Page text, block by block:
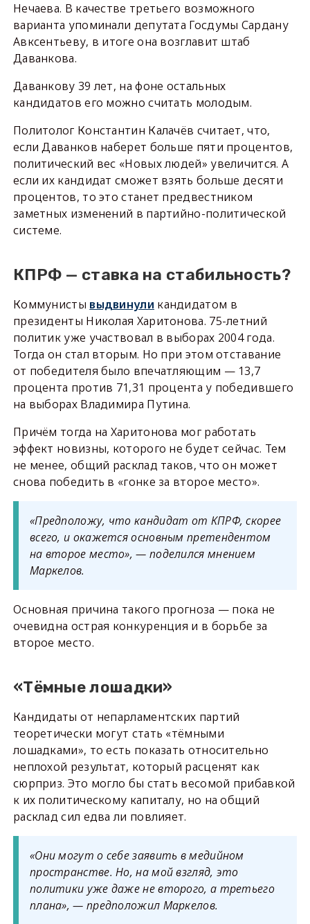
Нечаева. В качестве третьего возможного
варианта упоминали депутата Госдумы Сардану
Авксентьеву, в итоге она возглавит штаб
Даванкова.
Даванкову 39 лет, на фоне остальных
кандидатов его можно считать молодым.
Политолог Константин Калачёв считает, что,
если Даванков наберет больше пяти процентов,
политический вес «Новых людей» увеличится. А
если их кандидат сможет взять больше десяти
процентов, то это станет предвестником
заметных изменений в партийно-политической
системе.
КПРФ — ставка на стабильность?
Коммунисты выдвинули кандидатом в
президенты Николая Харитонова. 75-летний
политик уже участвовал в выборах 2004 года.
Тогда он стал вторым. Но при этом отставание
от победителя было впечатляющим — 13,7
процента против 71,31 процента у победившего
на выборах Владимира Путина.
Причём тогда на Харитонова мог работать
эффект новизны, которого не будет сейчас. Тем
не менее, общий расклад таков, что он может
снова победить в «гонке за второе место».
«Предположу, что кандидат от КПРФ, скорее
всего, и окажется основным претендентом
на второе место», — поделился мнением
Маркелов.
Основная причина такого прогноза — пока не
очевидна острая конкуренция и в борьбе за
второе место.
«Тёмные лошадки»
Кандидаты от непарламентских партий
теоретически могут стать «тёмными
лошадками», то есть показать относительно
неплохой результат, который расценят как
сюрприз. Это могло бы стать весомой прибавкой
к их политическому капиталу, но на общий
расклад сил едва ли повлияет.
«Они могут о себе заявить в медийном
пространстве. Но, на мой взгляд, это
политики уже даже не второго, а третьего
плана», — предположил Маркелов.